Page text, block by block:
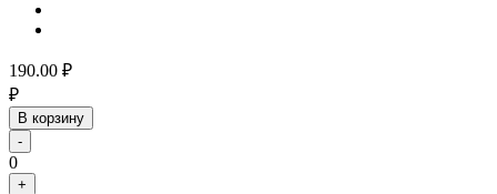
190.00 ₽
₽
В корзину
-
0
+